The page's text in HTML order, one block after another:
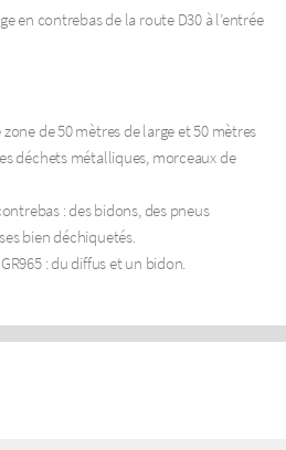
en contrebas de la route D30 à l’entrée
de 50 mètres de large et 50 mètres
déchets métalliques, morceaux de
: des bidons, des pneus
bien déchiquetés.
: du diffus et un bidon.